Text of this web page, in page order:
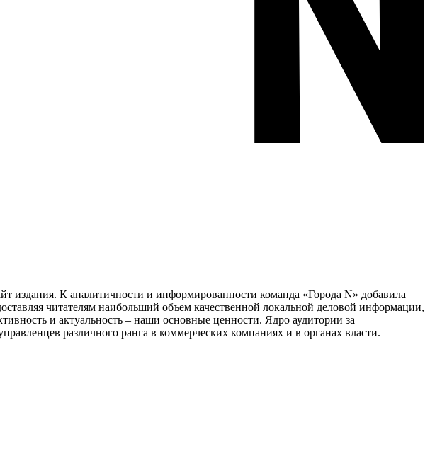
издания. К аналитичности и информированности команда «Города N» добавила
читателям наибольший объем качественной локальной деловой информации,
и актуальность – наши основные ценности. Ядро аудитории за
различного ранга в коммерческих компаниях и в органах власти.